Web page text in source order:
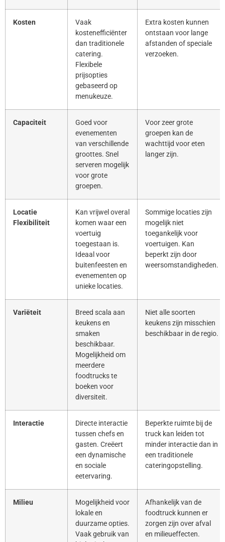
Kosten
Vaak
kostenefficiënter
dan traditionele
catering.
Flexibele
prijsopties
gebaseerd op
menukeuze.
Extra kosten kunnen
ontstaan voor lange
afstanden of speciale
verzoeken.
Capaciteit
Goed voor
evenementen
van verschillende
groottes. Snel
serveren mogelijk
voor grote
groepen.
Voor zeer grote
groepen kan de
wachttijd voor eten
langer zijn.
Locatie
Flexibiliteit
Kan vrijwel overal
komen waar een
voertuig
toegestaan is.
Ideaal voor
buitenfeesten en
evenementen op
unieke locaties.
Sommige locaties zijn
mogelijk niet
toegankelijk voor
voertuigen. Kan
beperkt zijn door
weersomstandigheden.
Variëteit
Breed scala aan
keukens en
smaken
beschikbaar.
Mogelijkheid om
meerdere
foodtrucks te
boeken voor
diversiteit.
Niet alle soorten
keukens zijn misschien
beschikbaar in de regio.
Interactie
Directe interactie
tussen chefs en
gasten. Creëert
een dynamische
en sociale
eetervaring.
Beperkte ruimte bij de
truck kan leiden tot
minder interactie dan in
een traditionele
cateringopstelling.
Milieu
Mogelijkheid voor
lokale en
duurzame opties.
Vaak gebruik van
Afhankelijk van de
foodtruck kunnen er
zorgen zijn over afval
en milieueffecten.